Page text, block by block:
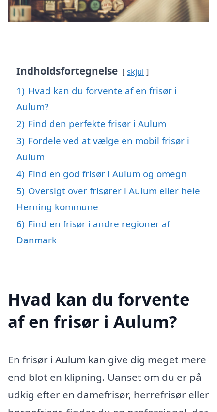
Indholdsfortegnelse skjul
1) Hvad kan du forvente af en frisør i
Aulum?
2) Find den perfekte frisør i Aulum
3) Fordele ved at vælge en mobil frisør i
Aulum
4) Find en god frisør i Aulum og omegn
5) Oversigt over frisører i Aulum eller hele
Herning kommune
6) Find en frisør i andre regioner af
Danmark
Hvad kan du forvente
af en frisør i Aulum?
En frisør i Aulum kan give dig meget mere
end blot en klipning. Uanset om du er på
udkig efter en damefrisør, herrefrisør eller